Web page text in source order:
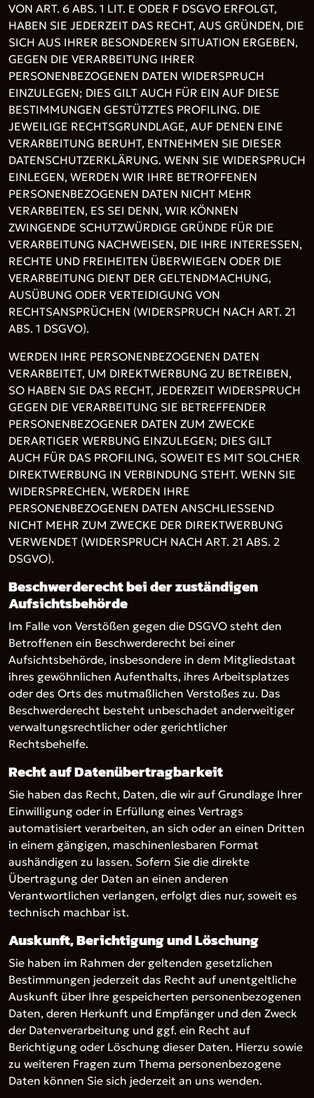
VON ART. 6 ABS. 1 LIT. E ODER F DSGVO ERFOLGT,
HABEN SIE JEDERZEIT DAS RECHT, AUS GRÜNDEN, DIE
SICH AUS IHRER BESONDEREN SITUATION ERGEBEN,
GEGEN DIE VERARBEITUNG IHRER
PERSONENBEZOGENEN DATEN WIDERSPRUCH
EINZULEGEN; DIES GILT AUCH FÜR EIN AUF DIESE
BESTIMMUNGEN GESTÜTZTES PROFILING. DIE
JEWEILIGE RECHTSGRUNDLAGE, AUF DENEN EINE
VERARBEITUNG BERUHT, ENTNEHMEN SIE DIESER
DATENSCHUTZERKLÄRUNG. WENN SIE WIDERSPRUCH
EINLEGEN, WERDEN WIR IHRE BETROFFENEN
PERSONENBEZOGENEN DATEN NICHT MEHR
VERARBEITEN, ES SEI DENN, WIR KÖNNEN
ZWINGENDE SCHUTZWÜRDIGE GRÜNDE FÜR DIE
VERARBEITUNG NACHWEISEN, DIE IHRE INTERESSEN,
RECHTE UND FREIHEITEN ÜBERWIEGEN ODER DIE
VERARBEITUNG DIENT DER GELTENDMACHUNG,
AUSÜBUNG ODER VERTEIDIGUNG VON
RECHTSANSPRÜCHEN (WIDERSPRUCH NACH ART. 21
ABS. 1 DSGVO).
WERDEN IHRE PERSONENBEZOGENEN DATEN
VERARBEITET, UM DIREKTWERBUNG ZU BETREIBEN,
SO HABEN SIE DAS RECHT, JEDERZEIT WIDERSPRUCH
GEGEN DIE VERARBEITUNG SIE BETREFFENDER
PERSONENBEZOGENER DATEN ZUM ZWECKE
DERARTIGER WERBUNG EINZULEGEN; DIES GILT
AUCH FÜR DAS PROFILING, SOWEIT ES MIT SOLCHER
DIREKTWERBUNG IN VERBINDUNG STEHT. WENN SIE
WIDERSPRECHEN, WERDEN IHRE
PERSONENBEZOGENEN DATEN ANSCHLIESSEND
NICHT MEHR ZUM ZWECKE DER DIREKTWERBUNG
VERWENDET (WIDERSPRUCH NACH ART. 21 ABS. 2
DSGVO).
Beschwerde­recht bei der zuständigen
Aufsichts­behörde
Im Falle von Verstößen gegen die DSGVO steht den
Betroffenen ein Beschwerderecht bei einer
Aufsichtsbehörde, insbesondere in dem Mitgliedstaat
ihres gewöhnlichen Aufenthalts, ihres Arbeitsplatzes
oder des Orts des mutmaßlichen Verstoßes zu. Das
Beschwerderecht besteht unbeschadet anderweitiger
verwaltungsrechtlicher oder gerichtlicher
Rechtsbehelfe.
Recht auf Daten­übertrag­barkeit
Sie haben das Recht, Daten, die wir auf Grundlage Ihrer
Einwilligung oder in Erfüllung eines Vertrags
automatisiert verarbeiten, an sich oder an einen Dritten
in einem gängigen, maschinenlesbaren Format
aushändigen zu lassen. Sofern Sie die direkte
Übertragung der Daten an einen anderen
Verantwortlichen verlangen, erfolgt dies nur, soweit es
technisch machbar ist.
Auskunft, Berichtigung und Löschung
Sie haben im Rahmen der geltenden gesetzlichen
Bestimmungen jederzeit das Recht auf unentgeltliche
Auskunft über Ihre gespeicherten personenbezogenen
Daten, deren Herkunft und Empfänger und den Zweck
der Datenverarbeitung und ggf. ein Recht auf
Berichtigung oder Löschung dieser Daten. Hierzu sowie
zu weiteren Fragen zum Thema personenbezogene
Daten können Sie sich jederzeit an uns wenden.